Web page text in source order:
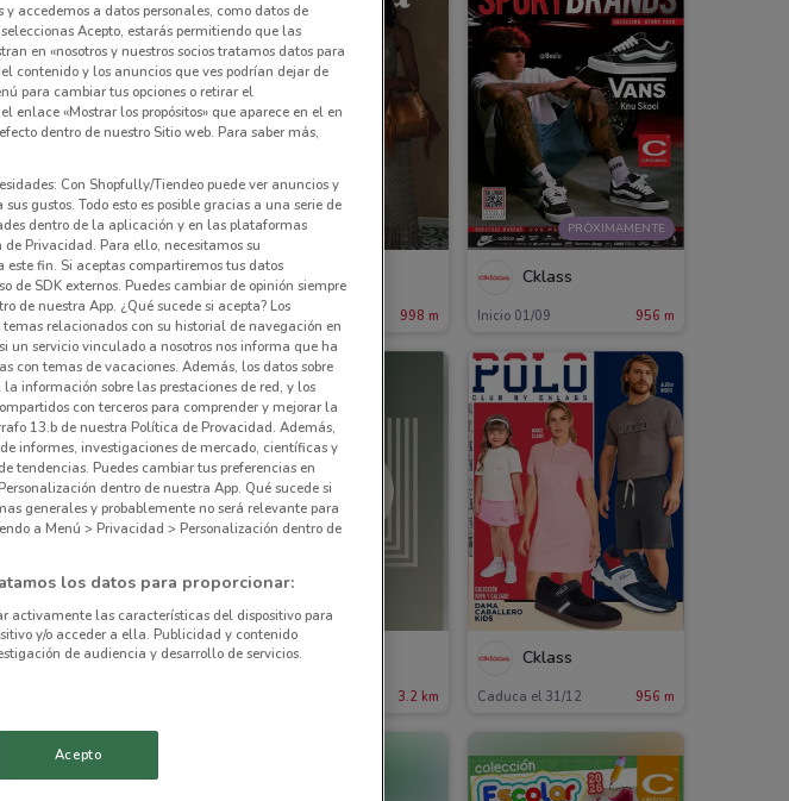
Vianney
Caduca el 31/12 977 m
Andrea
Caduca el 31/12 998 m
PRÓXIMAMENTE
Cklass
Inicio 01/09 956 m
Pakar Interceramic
3.2 km
Cklass
Caduca el 31/12 956 m
accedemos a datos personales, como datos de
Acepto, estarás permitiendo que las
en «nosotros y nuestros socios tratamos datos para
contenido y los anuncios que ves podrían dejar de
para cambiar tus opciones o retirar el
«Mostrar los propósitos» que aparece en el en
dentro de nuestro Sitio web. Para saber más,
Con Shopfully/Tiendeo puede ver anuncios y
gustos. Todo esto es posible gracias a una serie de
dentro de la aplicación y en las plataformas
Privacidad. Para ello, necesitamos su
este fin. Si aceptas compartiremos tus datos
de SDK externos. Puedes cambiar de opinión siempre
de nuestra App. ¿Qué sucede si acepta? Los
relacionados con su historial de navegación en
un servicio vinculado a nosotros nos informa que ha
con temas de vacaciones. Además, los datos sobre
información sobre las prestaciones de red, y los
con terceros para comprender y mejorar la
13.b de nuestra Política de Provacidad. Además,
informes, investigaciones de mercado, científicas y
tendencias. Puedes cambiar tus preferencias en
dentro de nuestra App. Qué sucede si
generales y probablemente no será relevante para
a Menú > Privacidad > Personalización dentro de
los datos para proporcionar:
activamente las características del dispositivo para
y/o acceder a ella. Publicidad y contenido
de audiencia y desarrollo de servicios.
Acepto